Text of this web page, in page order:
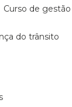
curso de
do trânsito